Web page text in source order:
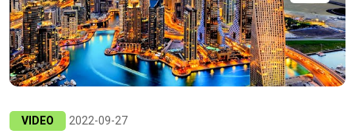
VIDEO 2022-09-27